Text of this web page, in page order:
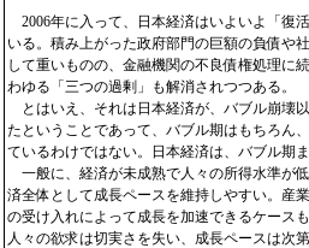
2006年に入って、日本経済はいよいよ「復
いる。積み上がった政府部門の巨額の負債や
して重いものの、金融機関の不良債権処理に
わゆる「三つの過剰」も解消されつつある。
とはいえ、それは日本経済が、バブル崩壊
たということであって、バブル期はもちろん
ているわけではない。日本経済は、バブル期
一般に、経済が未成熟で人々の所得水準が
済全体として成長ペースを維持しやすい。産
の受け入れによって成長を加速できるケース
人々の欲求は切実さを失い、成長ペースは次